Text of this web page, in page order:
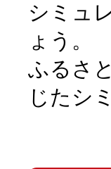
シミュ
ょう。
ふるさ
じたシ